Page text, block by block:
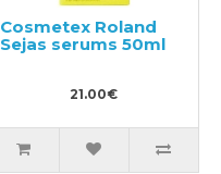
Cosmetex Roland
Sejas serums 50ml
21.00€